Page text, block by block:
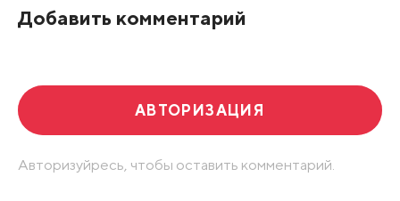
Добавить комментарий
АВТОРИЗАЦИЯ
Авторизуйресь, чтобы оставить комментарий.